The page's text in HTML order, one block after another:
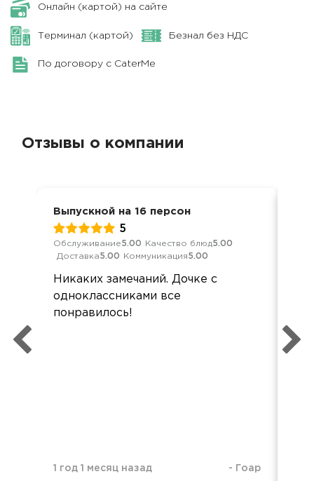
Онлайн (картой) на сайте
Терминал (картой) Безнал без НДС
По договору с CaterMe
Отзывы о компании
Выпускной на 16 персон
5
Обслуживание5.00 Качество блюд5.00
Доставка5.00 Коммуникация5.00
Никаких замечаний. Дочке с
одноклассниками все
понравилось!
1 год 1 месяц назад - Гоар